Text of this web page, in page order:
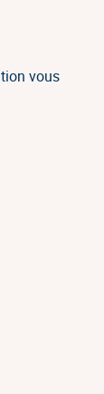
vous